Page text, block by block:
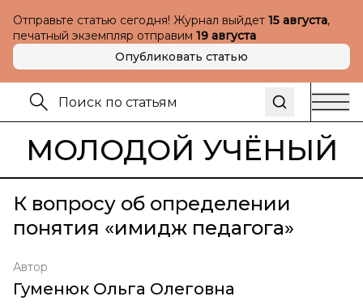
Отправьте статью сегодня! Журнал выйдет 15 августа,
печатный экземпляр отправим 19 августа
Опубликовать статью
МОЛОДОЙ УЧЁНЫЙ
К вопросу об определении
понятия «имидж педагога»
Автор
Гуменюк Ольга Олеговна